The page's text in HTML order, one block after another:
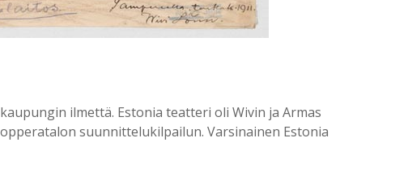
ilmettä. Estonia teatteri oli Wivin ja Armas
suunnittelukilpailun. Varsinainen Estonia